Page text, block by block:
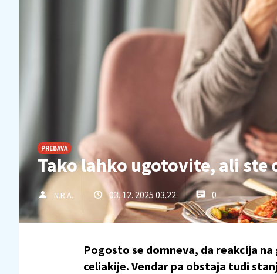
PREBAVA
Tako lahko ugotovite, ali
N.R.A. 03. 12. 2025 03.22 0
Pogosto se domneva, da reakcija
celiakije. Vendar pa obstaja tudi